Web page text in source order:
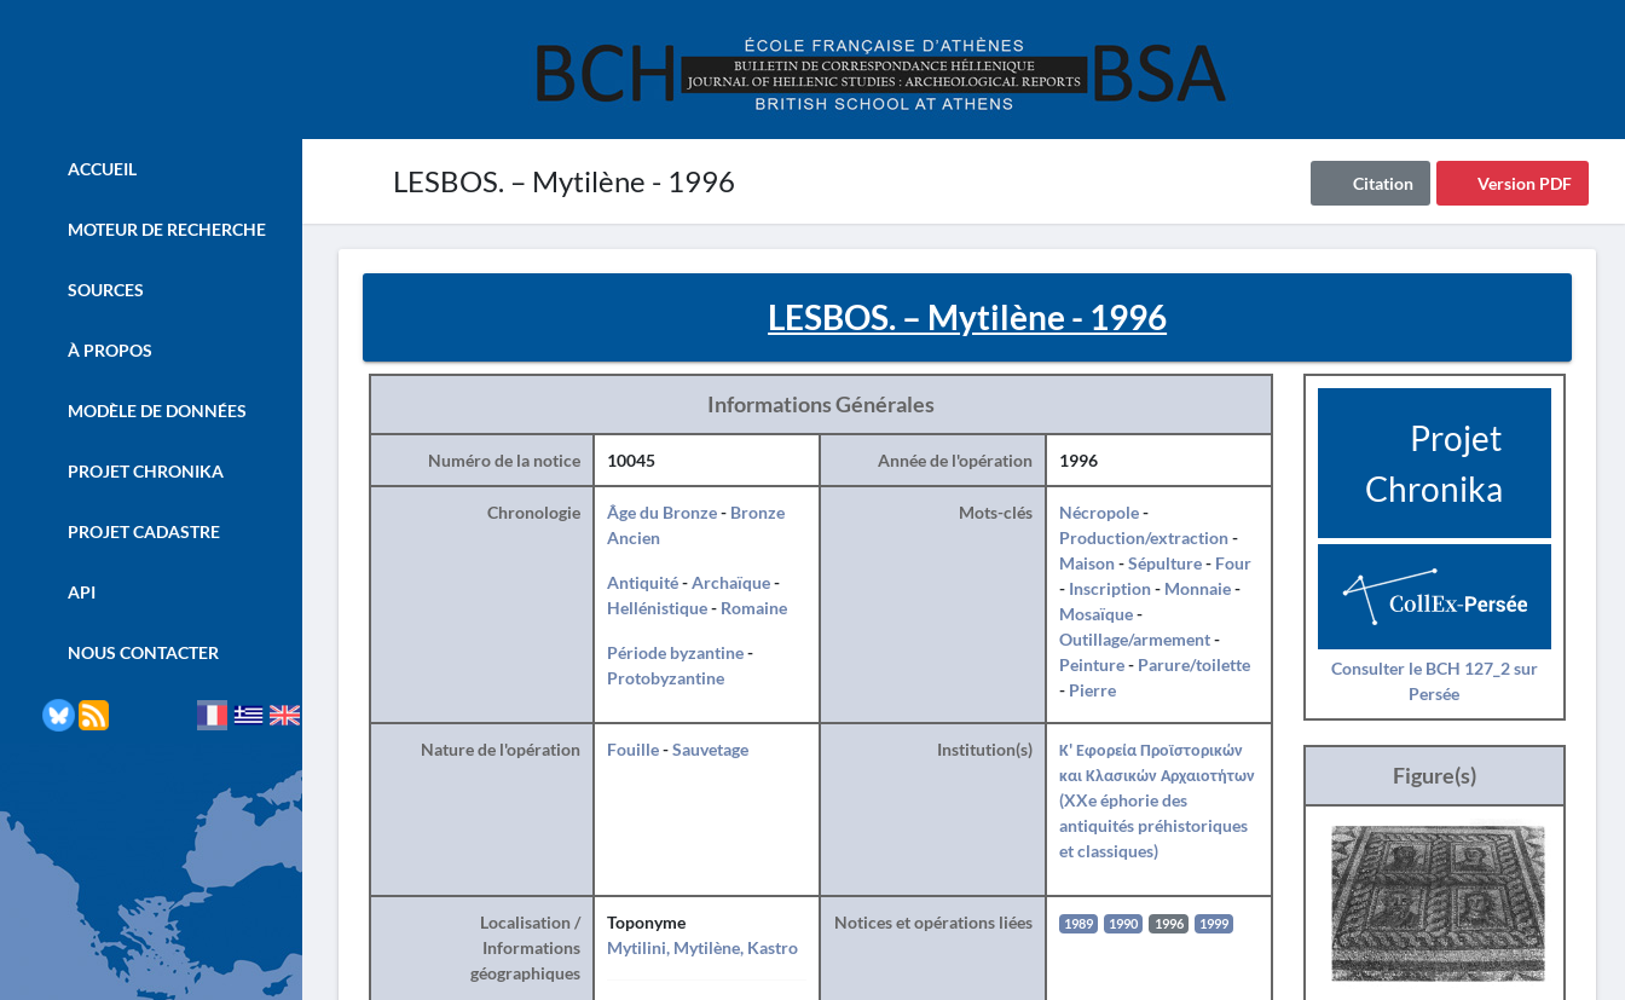
LESBOS. – Mytilène - 1996 Version PDF
Citation
ACCUEIL
MOTEUR DE RECHERCHE
SOURCES
À PROPOS
MODÈLE DE DONNÉES
PROJET CHRONIKA
PROJET CADASTRE
API
NOUS CONTACTER
LESBOS. – Mytilène - 1996
Informations Générales
Numéro de la notice 10045 Année de l'opération 1996
Chronologie Âge du Bronze- Bronze
Ancien
Antiquité-Archaïque-
Hellénistique- Romaine
Période byzantine-
Protobyzantine
Mots-clés Nécropole-
Production/extraction-
Maison-Sépulture- Four
- Inscription- Monnaie-
Mosaïque-
Outillage/armement-
Peinture- Parure/toilette
- Pierre
Nature de l'opération Fouille-Sauvetage Institution(s)
Κ' Εφορεία Προϊστορικών
και Κλασικών Αρχαιοτήτων
(XXe éphorie des
antiquités préhistoriques
et classiques)
Localisation /
Informations
géographiques
Toponyme
Mytilini, Mytilène, Kastro
Notices et opérations liées 1989 1990 1996 1999
Projet
Chronika
Consulter le BCH 127_2 sur
Persée
Figure(s)